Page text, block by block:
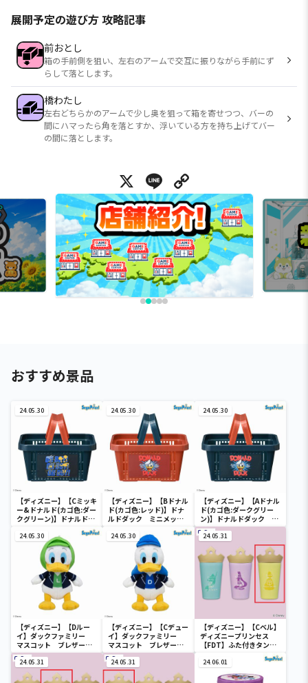
展開予定の遊び方 攻略記事
前おとし
箱の手前側を狙い、左右のアームで交互に振りながら手前にず
らして落とします。
橋わたし
左右どちらかのアームで少し奥を狙って箱を寄せつつ、バーの
間にハマったら角を落とすか、浮いている方を持ち上げてバー
の間に落とします。
X Line
おすすめ景品
24.05.30
【ディズニー】【Cミッキ
ー&ドナルド(カゴ色:ダー
クグリーン)】ドナルドダ
ック ミニメッシュカゴ
24.05.30
【ディズニー】【Bドナル
ド(カゴ色:レッド)】ドナ
ルドダック ミニメッシ
24.05.30
【ディズニー】【Aドナル
ド(カゴ色:ダークグリー
ン)】ドナルドダック ミ
ニメッシュカゴ
24.05.30
【ディズニー】【Dルー
イ】ダックファミリー
マスコット ブレザーコ
スチューム
24.05.30
【ディズニー】【Cデュー
イ】ダックファミリー
マスコット ブレザーコ
スチューム
24.05.31
【ディズニー】【Cベル】
ディズニープリンセス
【FDT】ふた付きタンブ
24.05.31 24.05.31 24.06.01